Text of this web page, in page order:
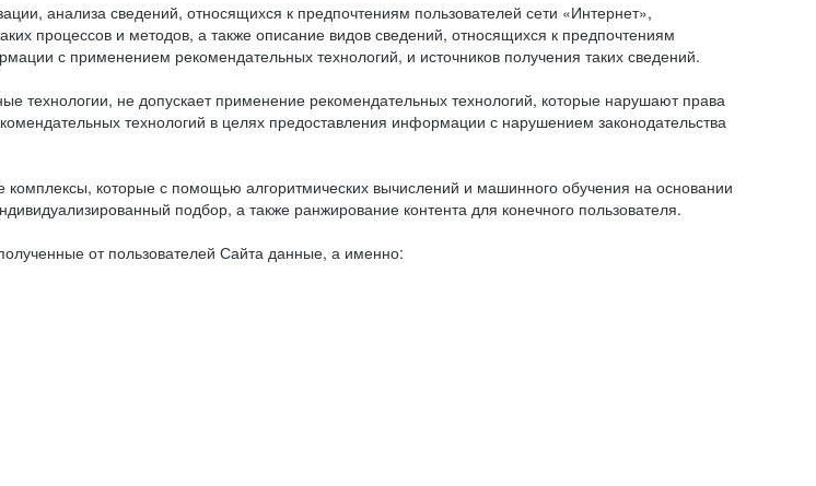
анализа сведений, относящихся к предпочтениям пользователей сети «Интернет»,
процессов и методов, а также описание видов сведений, относящихся к предпочтениям
с применением рекомендательных технологий, и источников получения таких сведений.
технологии, не допускает применение рекомендательных технологий, которые нарушают права
технологий в целях предоставления информации с нарушением законодательства
которые с помощью алгоритмических вычислений и машинного обучения на основании
подбор, а также ранжирование контента для конечного пользователя.
от пользователей Сайта данные, а именно: